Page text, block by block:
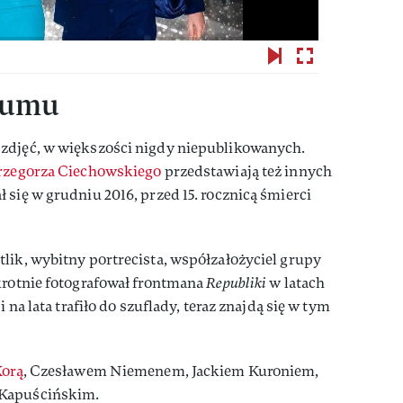
w większości nigdy niepublikowanych.
Ciechowskiegoprzedstawiają też innych
się w grudniu 2016, przed 15. rocznicą śmierci
wybitny portrecista, współzałożyciel grupy
fotografował frontmanaRepublikiw latach
na lata trafiło do szuflady, teraz znajdą się w tym
, Czesławem Niemenem, Jackiem Kuroniem,